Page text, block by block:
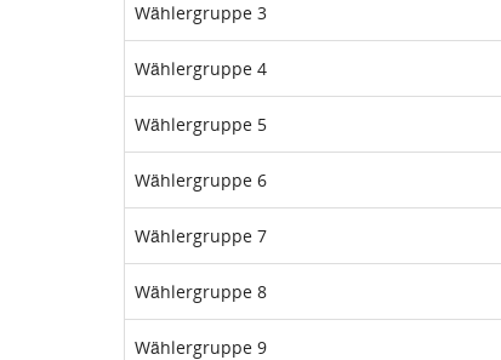
Wählergruppe 3
Wählergruppe 4
Wählergruppe 5
Wählergruppe 6
Wählergruppe 7
Wählergruppe 8
Wählergruppe 9